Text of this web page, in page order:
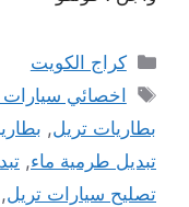
التصنيفات
كراج الكويت
الوسوم
اخصائي سيارات
بطاريات تريل,
تبديل طرمية ماء,
تصليح سيارات تريل,